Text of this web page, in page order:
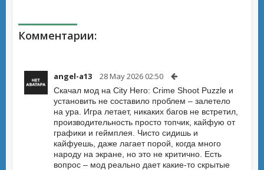
Комментарии:
angel-a13 28 May 2026 02:50
Скачал мод на City Hero: Crime Shoot Puzzle и
установить не составило проблем – залетело
на ура. Игра летает, никаких багов не встретил,
производительность просто топчик, кайфую от
графики и геймплея. Чисто сидишь и
кайфуешь, даже лагает порой, когда много
народу на экране, но это не критично. Есть
вопрос – мод реально дает какие-то скрытые